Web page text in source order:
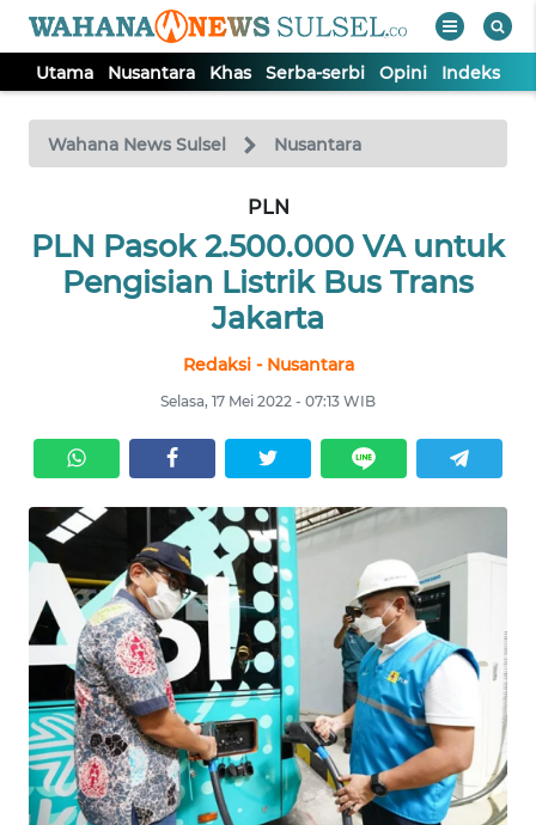
Utama Nusantara Khas Serba-serbi Opini Indeks
Wahana News Sulsel Nusantara
PLN
PLN Pasok 2.500.000 VA untuk
Pengisian Listrik Bus Trans
Jakarta
Redaksi - Nusantara
Selasa, 17 Mei 2022 - 07:13 WIB
TV
Tutup
NUSANTARA
SERBI
OPINI
Informasi
INDEKS
BERITA
KONTAK
KAMI
INFO